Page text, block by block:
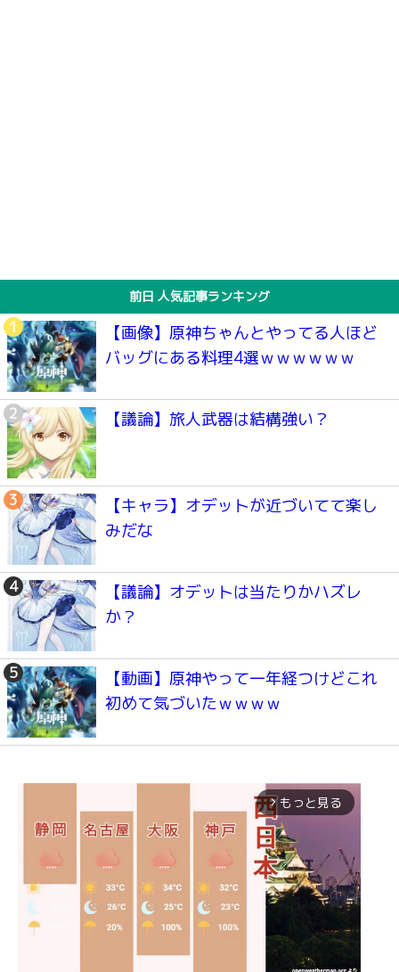
前日 人気記事ランキング
【画像】原神ちゃんとやってる人ほど
バッグにある料理4選ｗｗｗｗｗｗ
【議論】旅人武器は結構強い？
【キャラ】オデットが近づいてて楽し
みだな
【議論】オデットは当たりかハズレ
か？
【動画】原神やって一年経つけどこれ
初めて気づいたｗｗｗｗ
arrow_forward_ios もっと見る